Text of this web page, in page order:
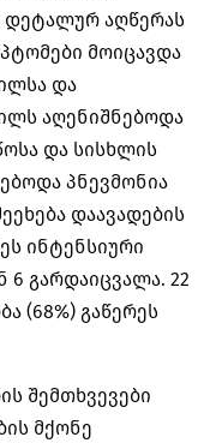
დეტალურ აღწერას
მოიცავდა
და
აღენიშნებოდა
და სისხლის
პნევმონია
დაავადების
ინტენსიური
6 გარდაიცვალა. 22
(68%) გაწერეს
შემთხვევები
მქონე